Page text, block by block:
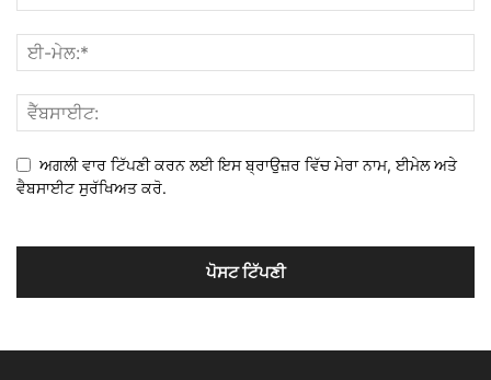
ਅਗਲੀ ਵਾਰ ਟਿੱਪਣੀ ਕਰਨ ਲਈ ਇਸ ਬ੍ਰਾਉਜ਼ਰ ਵਿੱਚ ਮੇਰਾ ਨਾਮ, ਈਮੇਲ ਅਤੇ
ਵੈਬਸਾਈਟ ਸੁਰੱਖਿਅਤ ਕਰੋ.